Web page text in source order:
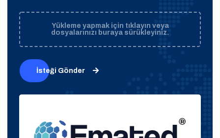
Yükleme yapmak için tıklayın veya
dosyalarınızı buraya sürükleyiniz.
İsteği Gönder